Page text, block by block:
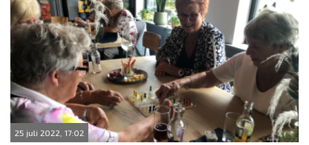
25 juli 2022, 17:02